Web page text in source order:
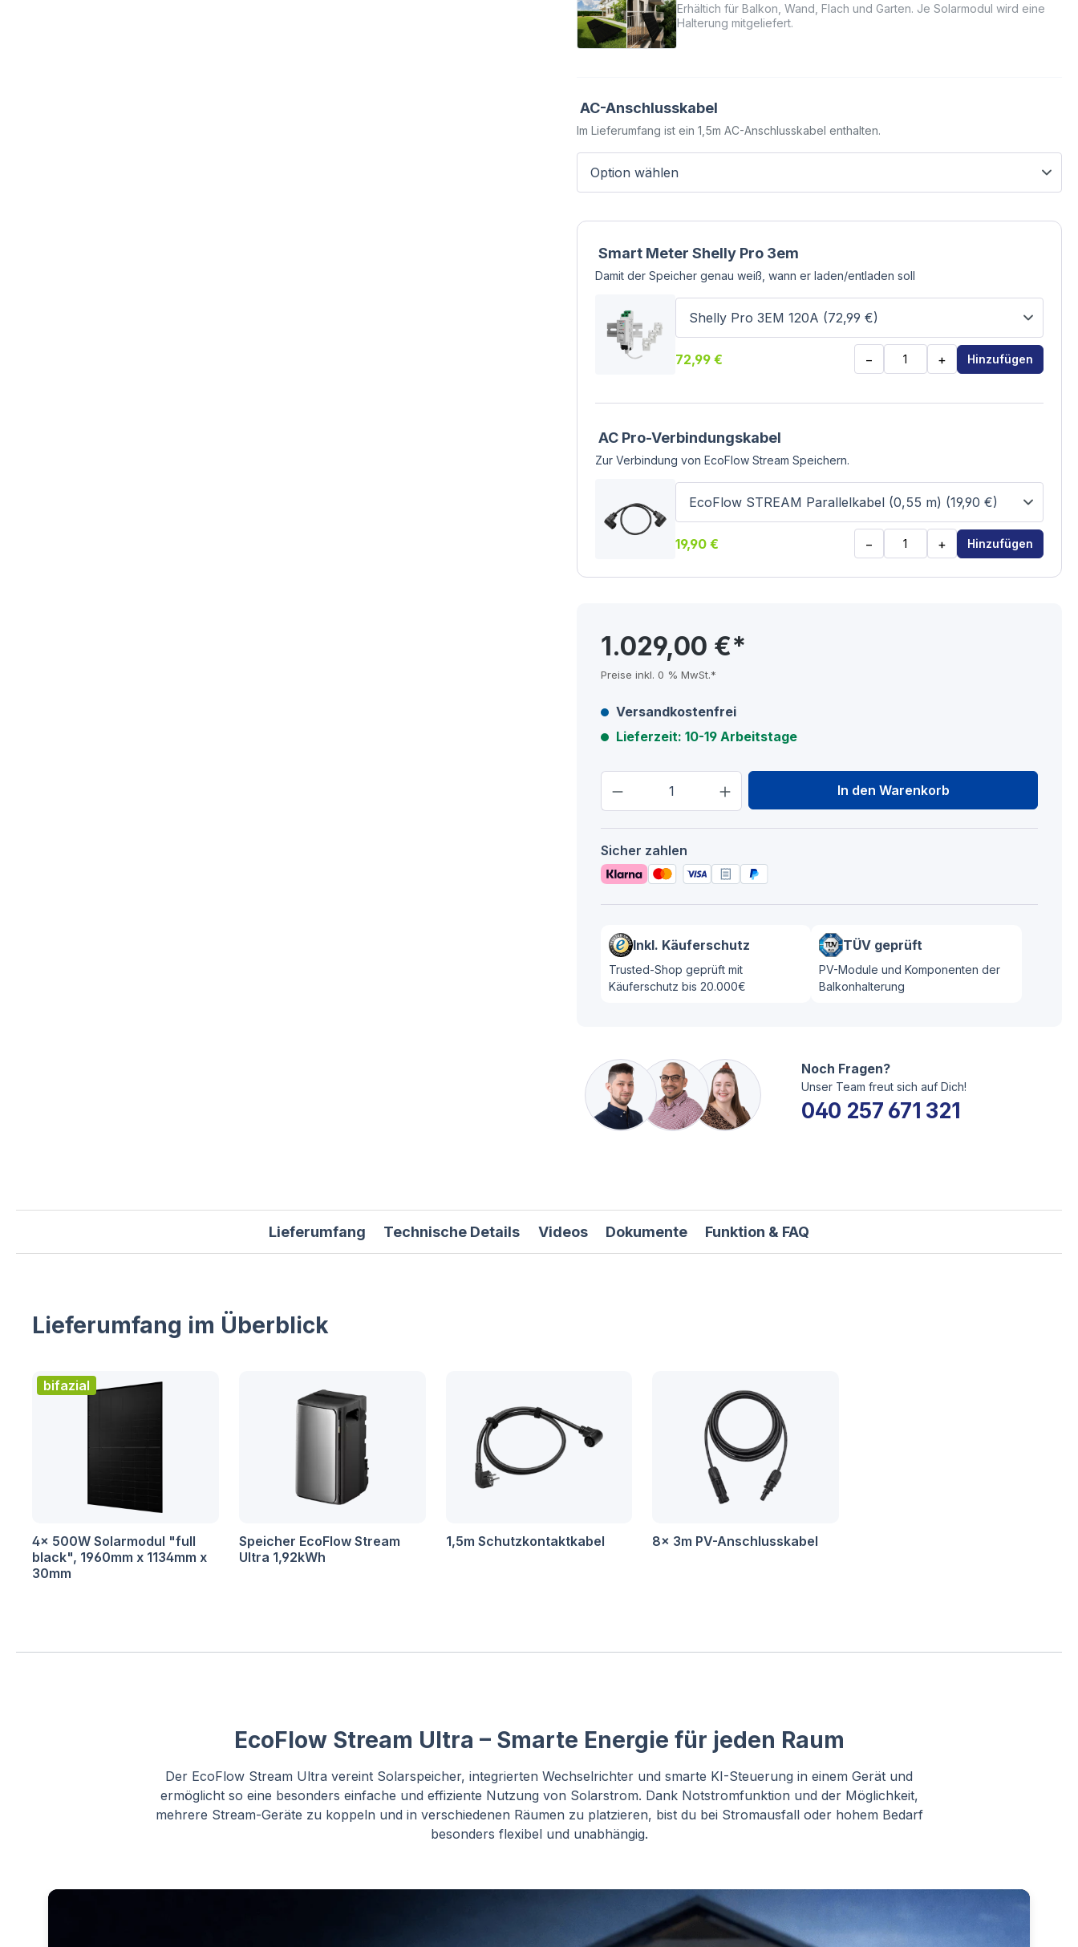
Erhältich für Balkon, Wand, Flach und Garten. Je Solarmodul wird eine
Halterung mitgeliefert.
AC-Anschlusskabel
Im Lieferumfang ist ein 1,5m AC-Anschlusskabel enthalten.
Smart Meter Shelly Pro 3em
Damit der Speicher genau weiß, wann er laden/entladen soll
72,99 € − + Hinzufügen
AC Pro-Verbindungskabel
Zur Verbindung von EcoFlow Stream Speichern.
19,90 € − + Hinzufügen
1.029,00 €*
Preise inkl. 0 % MwSt.*
Versandkostenfrei
Lieferzeit: 10-19 Arbeitstage
Produkt Anzahl: Gib den gewünschten Wert ein
In den Warenkorb
Sicher zahlen
Inkl. Käuferschutz
Trusted-Shop geprüft mit
Käuferschutz bis 20.000€
TÜV geprüft
PV-Module und Komponenten der
Balkonhalterung
Noch Fragen?
Unser Team freut sich auf Dich!
040 257 671 321
Lieferumfang Technische Details Videos Dokumente Funktion & FAQ
Lieferumfang im Überblick
bifazial
4x 500W Solarmodul "full
black", 1960mm x 1134mm x
30mm
Speicher EcoFlow Stream
Ultra 1,92kWh
1,5m Schutzkontaktkabel 8x 3m PV-Anschlusskabel
EcoFlow Stream Ultra – Smarte Energie für jeden Raum
Der EcoFlow Stream Ultra vereint Solarspeicher, integrierten Wechselrichter und smarte KI-Steuerung in einem Gerät und
ermöglicht so eine besonders einfache und effiziente Nutzung von Solarstrom. Dank Notstromfunktion und der Möglichkeit,
mehrere Stream-Geräte zu koppeln und in verschiedenen Räumen zu platzieren, bist du bei Stromausfall oder hohem Bedarf
besonders flexibel und unabhängig.